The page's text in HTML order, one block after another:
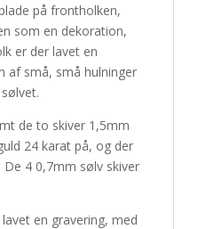
på frontholken,
som en dekoration,
er der lavet en
af små, små hulninger
de to skiver 1,5mm
24 karat på, og der
4 0,7mm sølv skiver
en gravering, med